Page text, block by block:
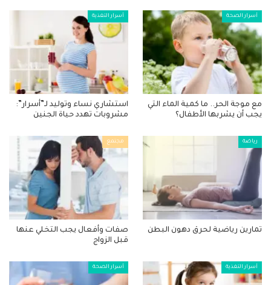
أسرار الصحة
مع موجة الحر.. ما كمية الماء التي
يجب أن يشربها الأطفال؟
أسرار التغذية
استشاري نساء وتوليد لـ”أسرار”:
مشروبات تهدد حياة الجنين
رياضة
تمارين رياضية لحرق دهون البطن
مجتمع
صفات وأفعال يجب التخلي عنها
قبل الزواج
أسرار التغذية أسرار الصحة